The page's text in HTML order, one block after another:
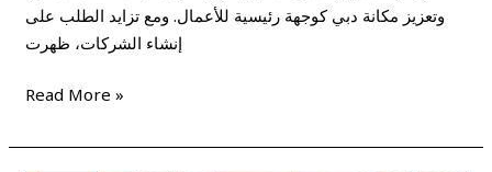
وتعزيز مكانة دبي كوجهة رئيسية للأعمال. ومع تزايد الطلب على
إنشاء الشركات، ظهرت
Read More »